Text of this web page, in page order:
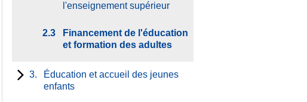
l'enseignement supérieur
2.3
Financement de l'éducation
et formation des adultes
3.
Éducation et accueil des jeunes
enfants